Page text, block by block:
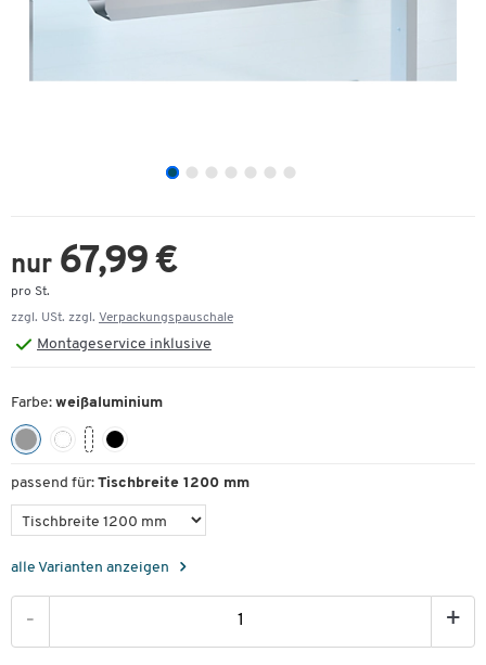
nur 67,99 €
pro St.
zzgl. USt. zzgl. Verpackungspauschale
Montageservice inklusive
Farbe: weißaluminium
passend für: Tischbreite 1200 mm
alle Varianten anzeigen
- +